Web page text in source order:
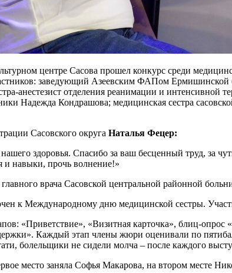
центре Сасова прошел конкурс среди
заведующий Азеевским ФАПом
анестезист отделения реанимации и
Надежда Кондрашова; медицинская сестра
Сасовского округа Наталья Фецер:
здоровья. Спасибо за ваш бесценный труд, за
и навыки, прочь волнение!»
врача Сасовской центральной районной
к Международному дню медицинской сестры.
«Приветствие», «Визитная карточка», блиц-
Каждый этап члены жюри оценивали по
болельщики не сидели молча – после каждого
место заняла Софья Макарова, на втором месте